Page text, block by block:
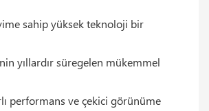
sahip yüksek teknoloji bir
yıllardır süregelen mükemmel
performans ve çekici görünüme